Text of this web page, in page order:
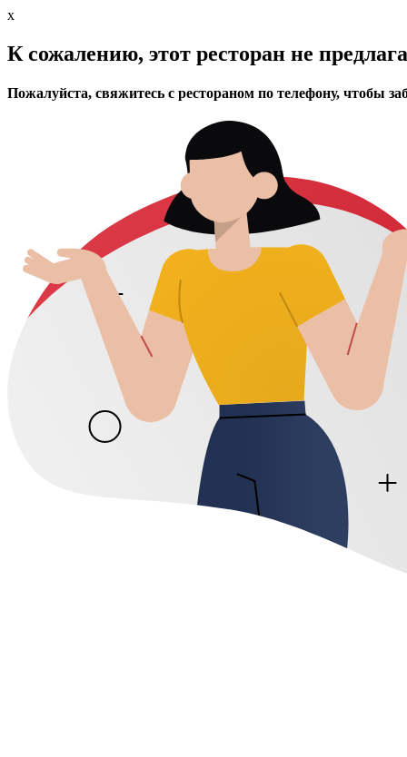
x
К сожалению, этот ресторан не
Пожалуйста, свяжитесь с рестораном по телефону, чтобы